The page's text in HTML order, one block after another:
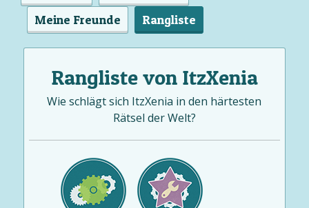
Meine Freunde
Rangliste
Rangliste von ItzXenia
Wie schlägt sich ItzXenia in den härtesten
Rätsel der Welt?